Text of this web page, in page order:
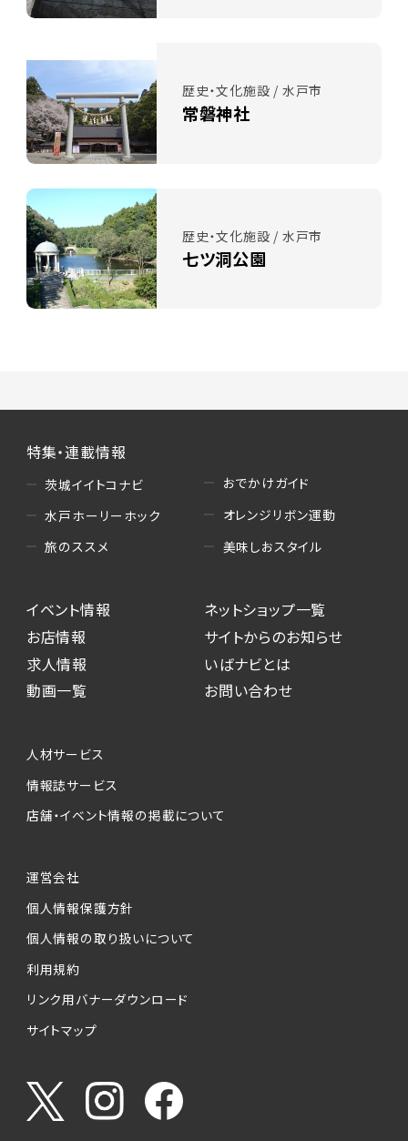
歴史・文化施設 / 水戸市
常磐神社
歴史・文化施設 / 水戸市
七ツ洞公園
特集・連載情報
茨城イイトコナビ
水戸ホーリーホック
旅のススメ
おでかけガイド
オレンジリボン運動
美味しおスタイル
イベント情報
お店情報
求人情報
動画一覧
ネットショップ一覧
サイトからのお知らせ
いばナビとは
お問い合わせ
人材サービス
情報誌サービス
店舗・イベント情報の掲載について
運営会社
個人情報保護方針
個人情報の取り扱いについて
利用規約
リンク用バナーダウンロード
サイトマップ